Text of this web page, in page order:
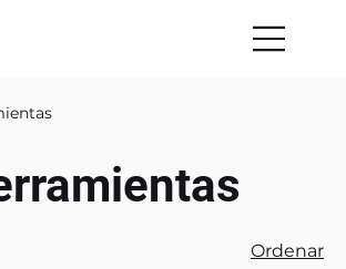
Ordenar